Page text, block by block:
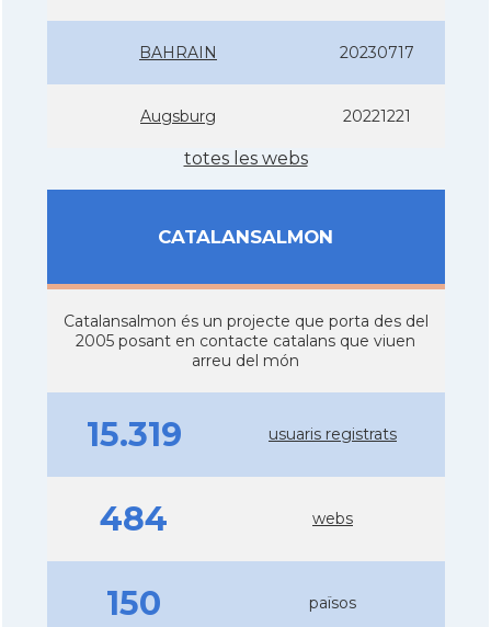
BAHRAIN 20230717
Augsburg 20221221
totes les webs
CATALANSALMON
Catalansalmon és un projecte que porta des del
2005 posant en contacte catalans que viuen
arreu del món
15.319 usuaris registrats
484 webs
150 països